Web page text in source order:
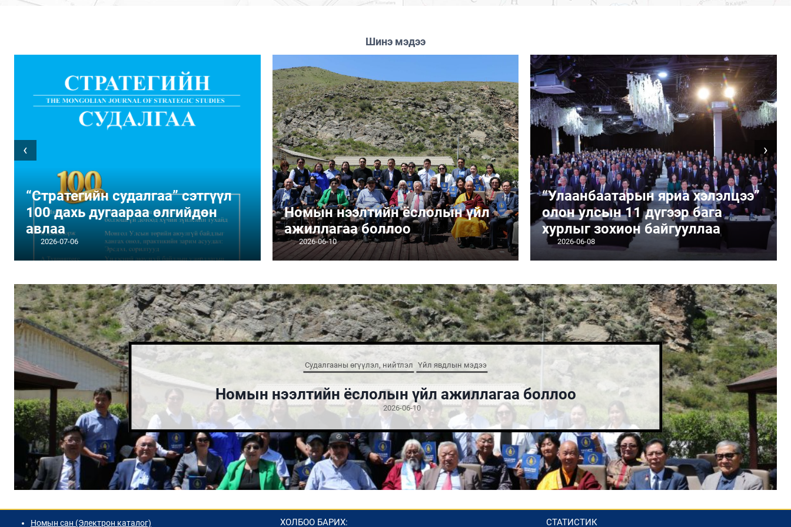
Шинэ мэдээ
“Стратегийн судалгаа” сэтгүүл
100 дахь дугаараа өлгийдөн
авлаа
2026-07-06
Номын нээлтийн ёслолын үйл
ажиллагаа боллоо
2026-06-10
“Улаанбаатарын яриа хэлэлцээ”
олон улсын 11 дүгээр бага
хурлыг зохион байгууллаа
2026-06-08
‹ ›
Судалгааны өгүүлэл, нийтлэл Үйл явдлын мэдээ
Номын нээлтийн ёслолын үйл ажиллагаа боллоо
2026-06-10
Номын сан (Электрон каталог) ХОЛБОО БАРИХ: СТАТИСТИК